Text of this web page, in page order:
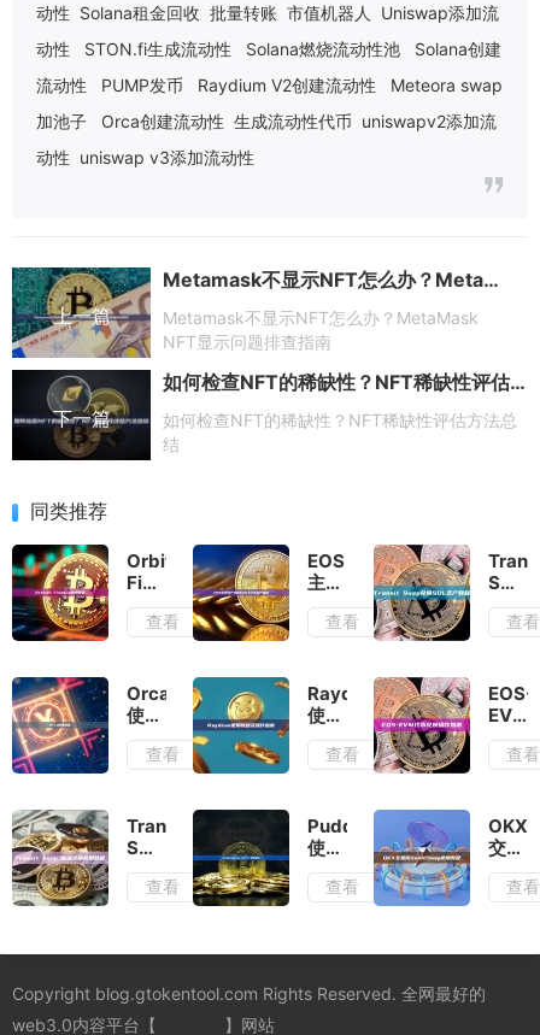
动性 Solana租金回收 批量转账 市值机器人
Uniswap添加流
动性
STON.fi生成流动性 Solana燃烧流动性池
Solana创建
流动性
PUMP发币 Raydium V2创建流动性
Meteora swap
加池子
Orca创建流动性 生成流动性代币 uniswapv2添加流
动性 uniswap v3添加流动性
上一篇
Metamask不显示NFT怎么办？MetaMask NFT显示问题排查指南
Metamask不显示NFT怎么办？MetaMask
NFT显示问题排查指南
下一篇
如何检查NFT的稀缺性？NFT稀缺性评估方法总结
如何检查NFT的稀缺性？NFT稀缺性评估方法总
结
同类推荐
Orbiter
Finance
使用
教程
查看
EOS
主网
资产
兑换
资产
指南
查看
Swap
兑换
SOL
查看
Orca
使用
教程
及常
答
查看
Raydium
使用
教程
及操
查看
EOS-
EVM
代币
兑换
查看
Transit
Swap
跨链
兑换
查看
PuddingSwap（HSC）
使用
指南
查看
OKX
交易
所
查看
Copyright blog.gtokentool.com Rights Reserved. 全网最好的
web3.0内容平台【
】网站